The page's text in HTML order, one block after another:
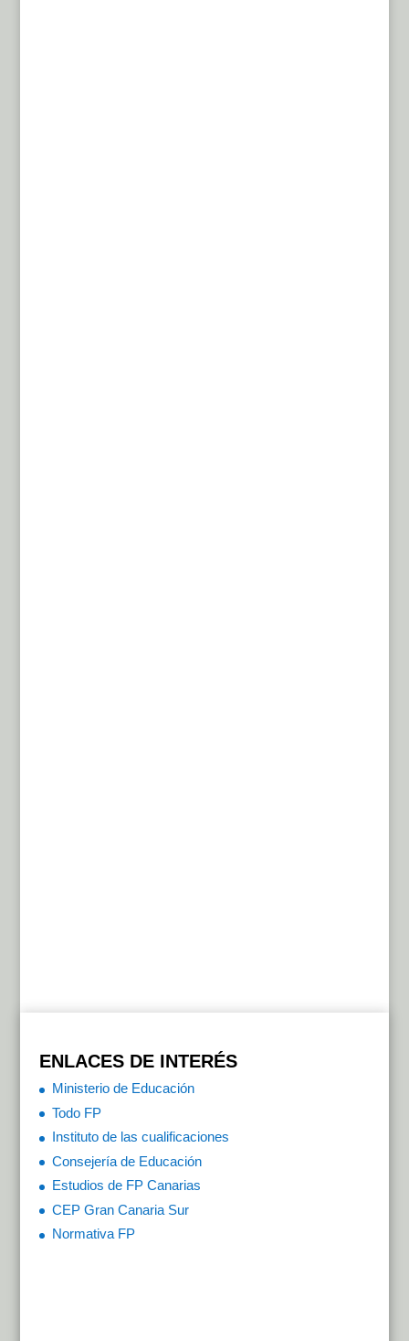
ENLACES DE INTERÉS
Ministerio de Educación
Todo FP
Instituto de las cualificaciones
Consejería de Educación
Estudios de FP Canarias
CEP Gran Canaria Sur
Normativa FP